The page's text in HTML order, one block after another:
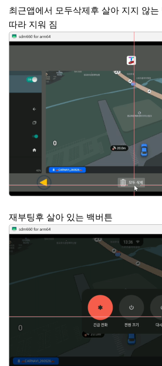
최근앱에서 모두삭제후 살아 지지 않
따라 지워 짐
재부팅후 살아 있는 백버튼